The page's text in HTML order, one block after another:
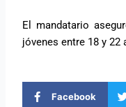
El mandatario
jóvenes entre 18 y 22
Facebook